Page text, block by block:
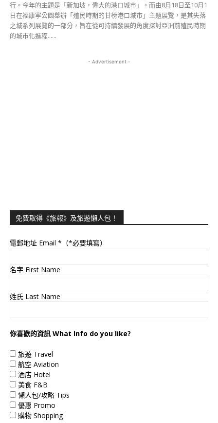
行。今年的主題是「新加坡，偉大的港口城市」。而由8月18日至10月1
日在福康寧公園舉辦「殖民時期的甘榜港口城市」主題展覽，是其失落
之城系列展覽的一部分，旨在從可持續發展的角度探討亞洲前殖民時期
的城市化進程......
- Advertisement -
免費取得《旅報》及旅遊懶人包！
電郵地址 Email *（*必要填寫）
名字 First Name
姓氏 Last Name
你喜歡的資訊 What Info do you like?
旅遊 Travel
航空 Aviation
酒店 Hotel
美食 F&B
懶人包/攻略 Tips
優惠 Promo
購物 Shopping